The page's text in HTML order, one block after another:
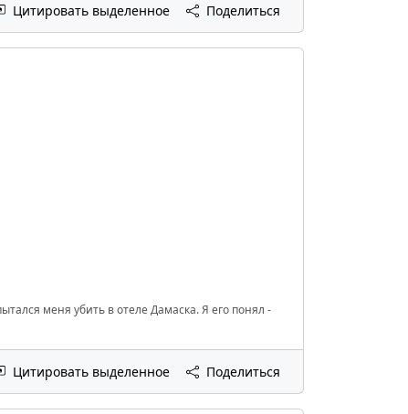
Цитировать выделенное Поделиться
меня убить в отеле Дамаска. Я его понял -
Цитировать выделенное Поделиться